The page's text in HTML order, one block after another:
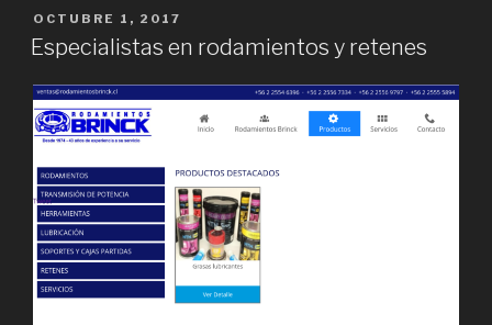
POSTED
ON
OCTUBRE 1, 2017
Especialistas en rodamientos y retenes